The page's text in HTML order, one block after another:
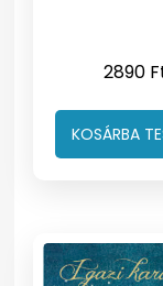
2890
KOSÁRBA